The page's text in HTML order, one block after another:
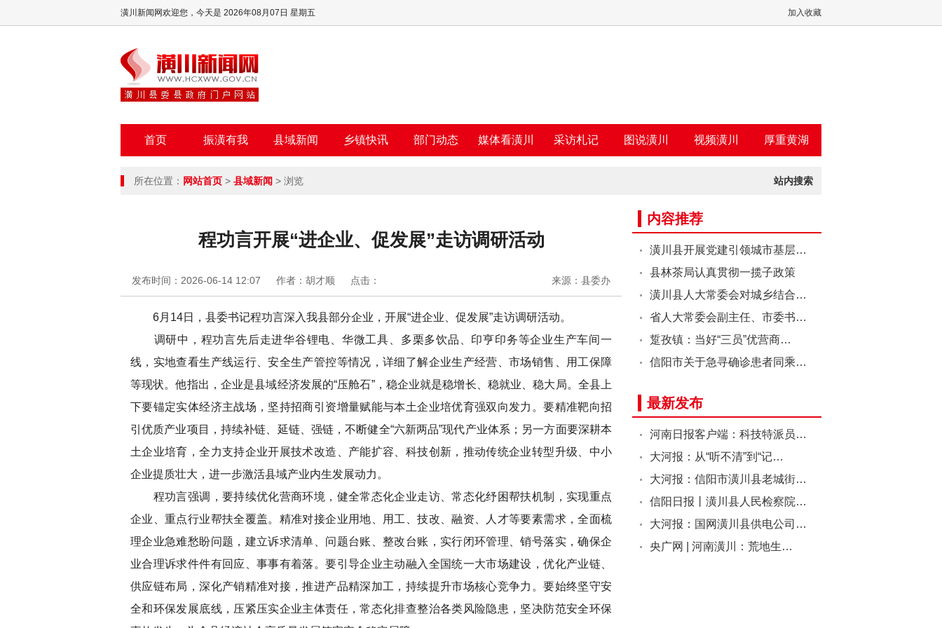
加入收藏
潢川新闻网欢迎您， 今天是 2026年08月07日 星期五
首页 振潢有我 县域新闻 乡镇快讯 部门动态 媒体看潢川 采访札记 图说潢川 视频潢川 厚重黄湖
站内搜索
所在位置： 网站首页 > 县域新闻 > 浏览
程功言开展“进企业、促发展”走访调研活动
来源：县委办
发布时间：2026-06-14 12:07 作者：胡才顺 点击：
6月14日，县委书记程功言深入我县部分企业，开展“进企业、促发展”走访调研活动。
调研中，程功言先后走进华谷锂电、华微工具、多栗多饮品、印亨印务等企业生产车间一
线，实地查看生产线运行、安全生产管控等情况，详细了解企业生产经营、市场销售、用工保障
等现状。他指出，企业是县域经济发展的“压舱石”，稳企业就是稳增长、稳就业、稳大局。全县上
下要锚定实体经济主战场，坚持招商引资增量赋能与本土企业培优育强双向发力。要精准靶向招
引优质产业项目，持续补链、延链、强链，不断健全“六新两品”现代产业体系；另一方面要深耕本
土企业培育，全力支持企业开展技术改造、产能扩容、科技创新，推动传统企业转型升级、中小
企业提质壮大，进一步激活县域产业内生发展动力。
程功言强调，要持续优化营商环境，健全常态化企业走访、常态化纾困帮扶机制，实现重点
企业、重点行业帮扶全覆盖。精准对接企业用地、用工、技改、融资、人才等要素需求，全面梳
理企业急难愁盼问题，建立诉求清单、问题台账、整改台账，实行闭环管理、销号落实，确保企
业合理诉求件件有回应、事事有着落。要引导企业主动融入全国统一大市场建设，优化产业链、
供应链布局，深化产销精准对接，推进产品精深加工，持续提升市场核心竞争力。要始终坚守安
全和环保发展底线，压紧压实企业主体责任，常态化排查整治各类风险隐患，坚决防范安全环保
内容推荐
潢川县开展党建引领城市基层…
县林茶局认真贯彻一揽子政策
潢川县人大常委会对城乡结合…
省人大常委会副主任、市委书…
踅孜镇：当好“三员”优营商…
信阳市关于急寻确诊患者同乘…
最新发布
河南日报客户端：科技特派员…
大河报：从“听不清”到“记…
大河报：信阳市潢川县老城街…
信阳日报丨潢川县人民检察院…
大河报：国网潢川县供电公司…
央广网 | 河南潢川：荒地生…